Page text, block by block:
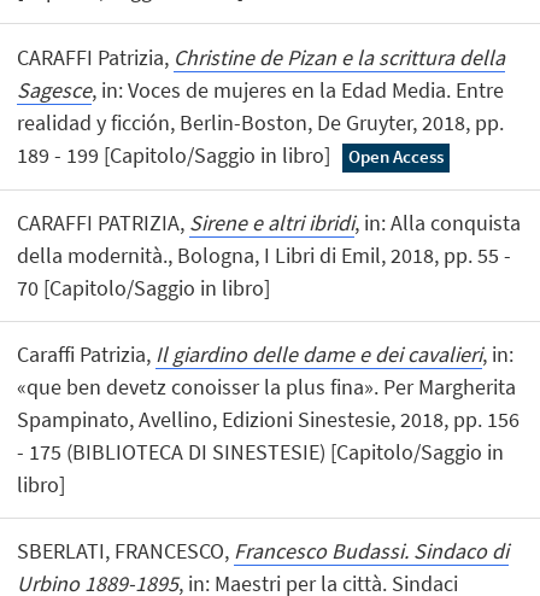
CARAFFI Patrizia, Christine de Pizan e la scrittura della
Sagesce, in: Voces de mujeres en la Edad Media. Entre
realidad y ficción, Berlin-Boston, De Gruyter, 2018, pp.
189 - 199 [Capitolo/Saggio in libro]
Open Access
CARAFFI PATRIZIA, Sirene e altri ibridi, in: Alla conquista
della modernità., Bologna, I Libri di Emil, 2018, pp. 55 -
70 [Capitolo/Saggio in libro]
Caraffi Patrizia, Il giardino delle dame e dei cavalieri, in:
«que ben devetz conoisser la plus fina». Per Margherita
Spampinato, Avellino, Edizioni Sinestesie, 2018, pp. 156
- 175 (BIBLIOTECA DI SINESTESIE) [Capitolo/Saggio in
libro]
SBERLATI, FRANCESCO, Francesco Budassi. Sindaco di
Urbino 1889-1895, in: Maestri per la città. Sindaci